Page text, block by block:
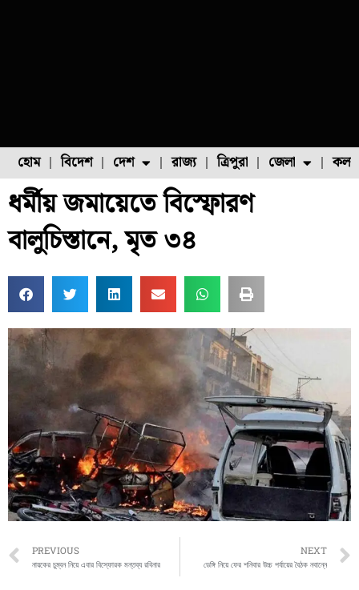
হোম বিদেশ দেশ
ফুল চাষ ফল চাষ মাছ চাষ
রাজ্য ত্রিপুরা জেলা
ধর্মীয় জমায়েতে বিস্ফোরণ
বালুচিস্তানে, মৃত ৩৪
Prev
PREVIOUS
নায়কের চুম্বন নিয়ে এবার বিস্ফোরক মন্তব্য রবিনার
NEXT
ডেঙ্গি নিয়ে ফের শনিবার উচ্চ পর্যায়ের বৈঠক নবান্নে